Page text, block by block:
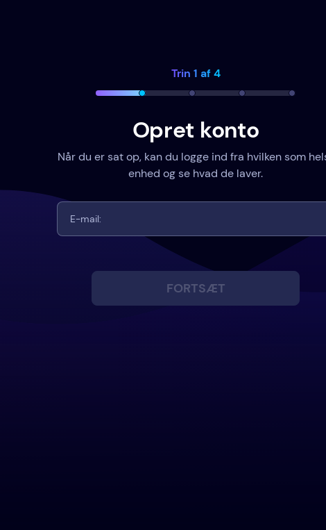
Trin 1 af 4
Opret konto
Når du er sat op, kan du logge ind fra hvilken som
enhed og se hvad de laver.
FORTSÆT